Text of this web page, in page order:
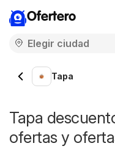
Ofertero
Tapa
Tapa
ofertas y